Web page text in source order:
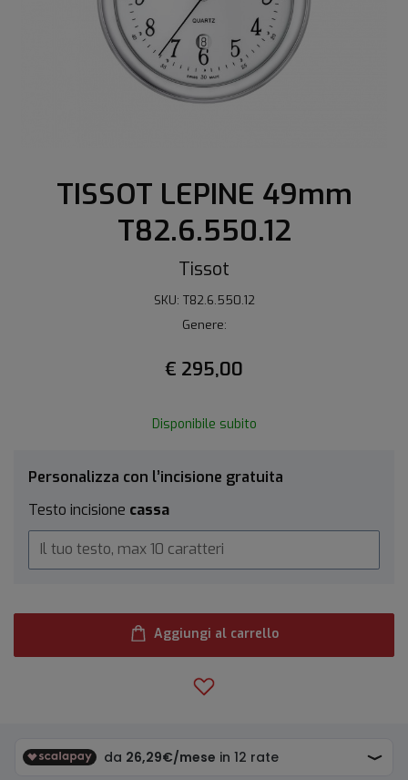
TISSOT LEPINE 49mm
T82.6.550.12
Tissot
SKU: T82.6.550.12
Genere:
€ 295,00
Disponibile subito
Personalizza con l’incisione gratuita
Testo incisione cassa
Aggiungi al carrello